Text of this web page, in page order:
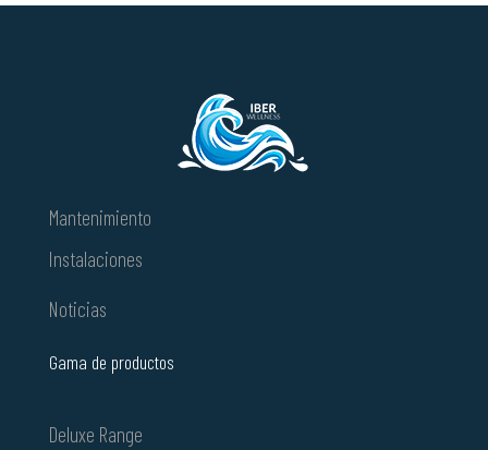
Mantenimiento
Instalaciones
Noticias
Gama de productos
Deluxe Range